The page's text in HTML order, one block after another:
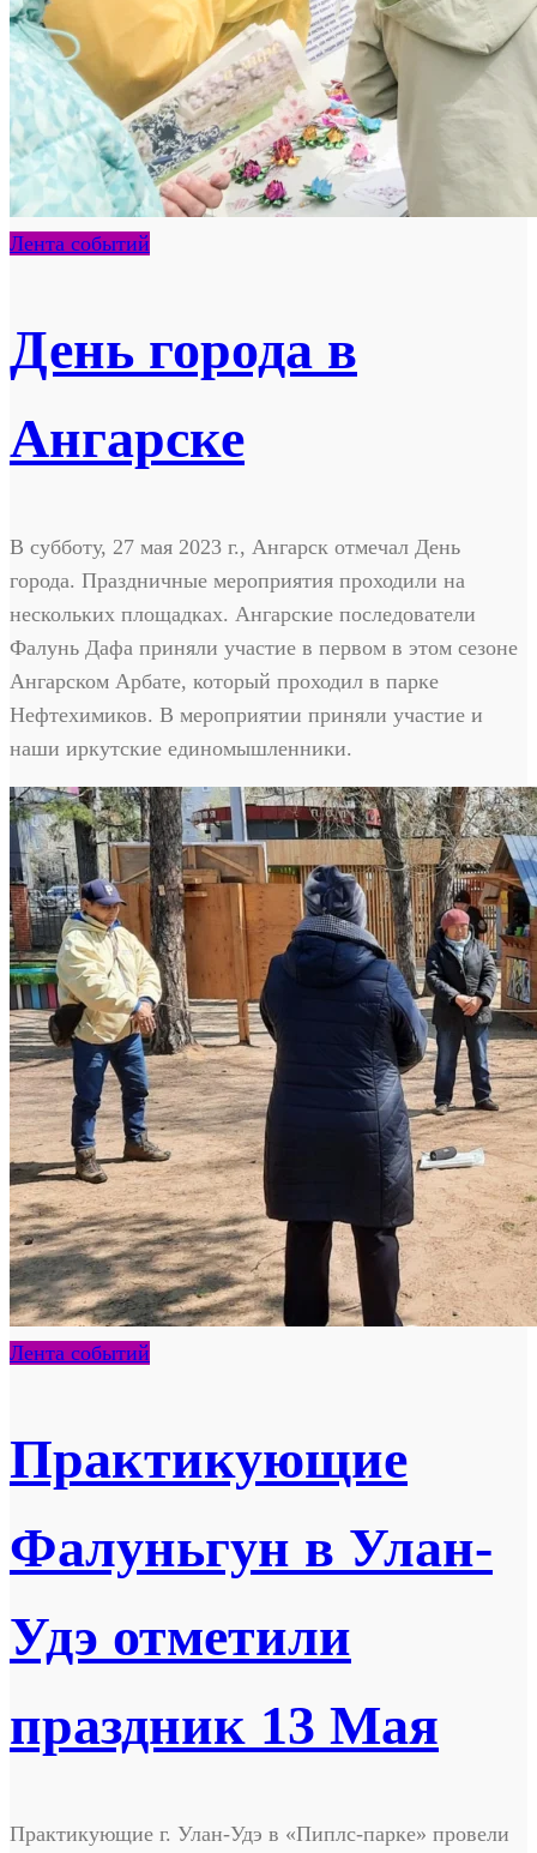
Лента событий
День города в
Ангарске
В субботу, 27 мая 2023 г., Ангарск отмечал День
города. Праздничные мероприятия проходили на
нескольких площадках. Ангарские последователи
Фалунь Дафа приняли участие в первом в этом сезоне
Ангарском Арбате, который проходил в парке
Нефтехимиков. В мероприятии приняли участие и
наши иркутские единомышленники.
Лента событий
Практикующие
Фалуньгун в Улан-
Удэ отметили
праздник 13 Мая
Практикующие г. Улан-Удэ в «Пиплс-парке» провели